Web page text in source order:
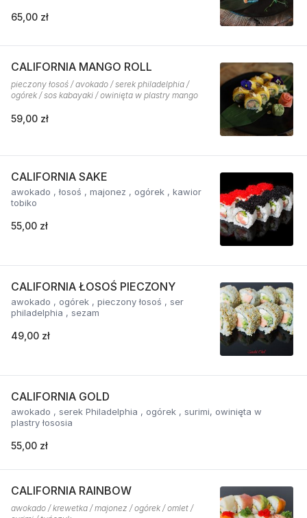
65,00 zł
CALIFORNIA MANGO ROLL
pieczony łosoś / avokado / serek philadelphia /
ogórek / sos kabayaki / owinięta w plastry mango
59,00 zł
CALIFORNIA SAKE
awokado , łosoś , majonez , ogórek , kawior
tobiko
55,00 zł
CALIFORNIA ŁOSOŚ PIECZONY
awokado , ogórek , pieczony łosoś , ser
philadelphia , sezam
49,00 zł
CALIFORNIA GOLD
awokado , serek Philadelphia , ogórek , surimi, owinięta w
plastry łososia
55,00 zł
CALIFORNIA RAINBOW
awokado / krewetka / majonez / ogórek / omlet /